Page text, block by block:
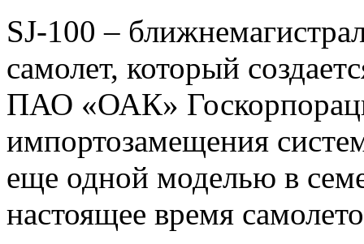
SJ-100 –
самолет, который
ПАО «ОАК»
импортозамещения
еще одной моделью в
настоящее время